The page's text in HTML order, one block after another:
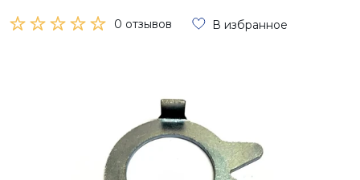
0 отзывов В избранное